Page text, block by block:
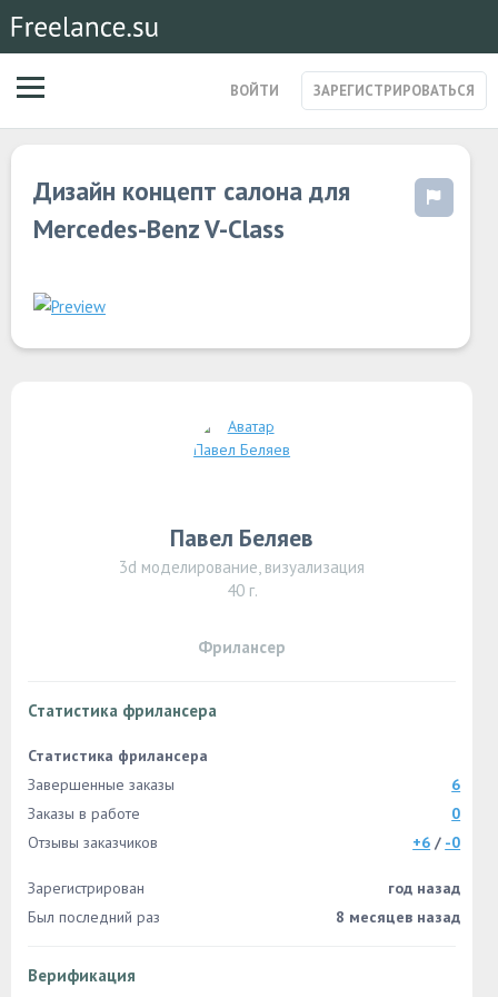
ВОЙТИ ЗАРЕГИСТРИРОВАТЬСЯ
МАГАЗИН УСЛУГ
СПЕЦИАЛИСТЫ
СТАРТАПЫ
Дизайн концепт салона для
Mercedes-Benz V-Class
Павел Беляев
3d моделирование, визуализация
40 г.
Фрилансер
Статистика фрилансера
Статистика фрилансера
Завершенные заказы
6
Заказы в работе
0
Отзывы заказчиков
+6 / -0
Зарегистрирован
год назад
Был последний раз
8 месяцев назад
Верификация